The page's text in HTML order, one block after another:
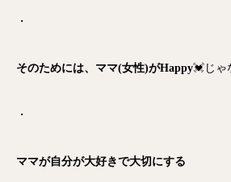
・
そのためには、ママ(女性)がHappy💓じゃ
・
ママが自分が大好きで大切にする